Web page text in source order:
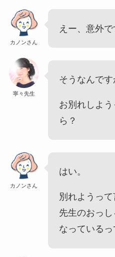
カノンさん
えー、意外で
寧々先生
そうなんです
お別れしよ
ら？
カノンさん
はい。
別れようって
先生のおっ
なっているっ